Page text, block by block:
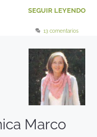
SEGUIR LEYENDO
13 comentarios
Marco